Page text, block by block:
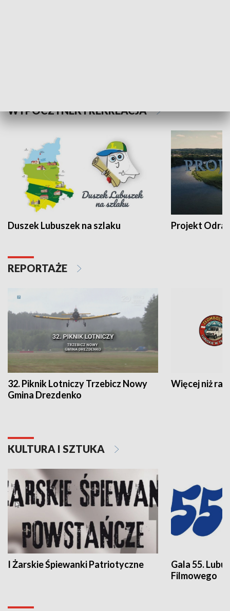
WYPOCZYNEK I REKREACJA
Duszek Lubuszek na szlaku Projekt Odra
REPORTAŻE
32. Piknik Lotniczy Trzebicz Nowy
Gmina Drezdenko
Więcej niż rajd
KULTURA I SZTUKA
I Żarskie Śpiewanki Patriotyczne
Gala 55.
Filmowego